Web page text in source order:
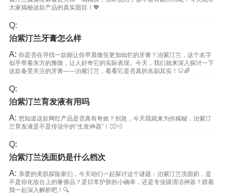
大家揭秘这款产品的真实面目！💖
Q:
泊紫汀兰牙膏怎么样
A: 你是否在寻找一款能让你早晨微笑更加灿烂的牙膏？泊紫汀兰，这个名字
似乎带着东方的雅致，让人好奇它的实际表现。今天，我们就来深入探讨一下
这款备受关注的牙膏——泊紫汀兰，看看它是否真的名副其实！🦷🌈
Q:
泊紫汀兰育发液有用吗
A: 想知道这款网红产品是否真有奇效？别急，今天我就来为你揭秘，泊紫汀
兰育发液是不是传说中的“生发神器”！🏃‍♀️💨
Q:
泊紫汀兰洗面奶是什么档次
A: 亲爱的美肌探险家们，今天咱们一起探讨这个谜题：泊紫汀兰洗面奶，是
不是你化妆台上的奢侈品？是日常护肤的小确幸，还是专业级清洁神器？跟着
我一起深入解析吧！🔍